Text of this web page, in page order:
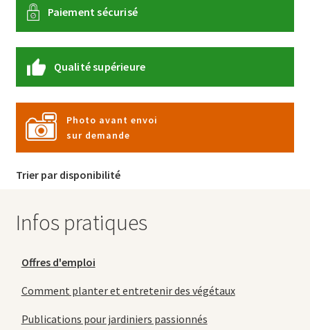
Paiement sécurisé
Qualité supérieure
Photo avant envoi
sur demande
Trier par disponibilité
Infos pratiques
Offres d'emploi
Comment planter et entretenir des végétaux
Publications pour jardiniers passionnés